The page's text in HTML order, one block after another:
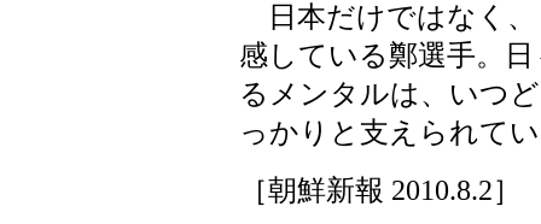
日本だけではなく、
感している鄭選手。
るメンタルは、いつ
っかりと支えられて
［朝鮮新報 2010.8.2］